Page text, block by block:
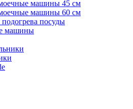
машины 45 см
машины 60 см
посуды
машины